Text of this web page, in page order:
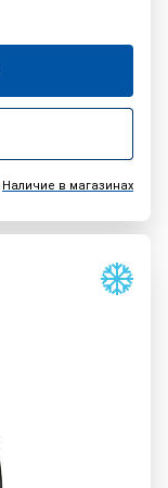
Наличие в магазинах